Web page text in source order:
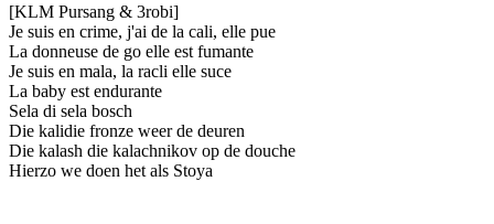
[KLM Pursang & 3robi]
Je suis en crime, j'ai de la cali, elle pue
La donneuse de go elle est fumante
Je suis en mala, la racli elle suce
La baby est endurante
Sela di sela bosch
Die kalidie fronze weer de deuren
Die kalash die kalachnikov op de douche
Hierzo we doen het als Stoya